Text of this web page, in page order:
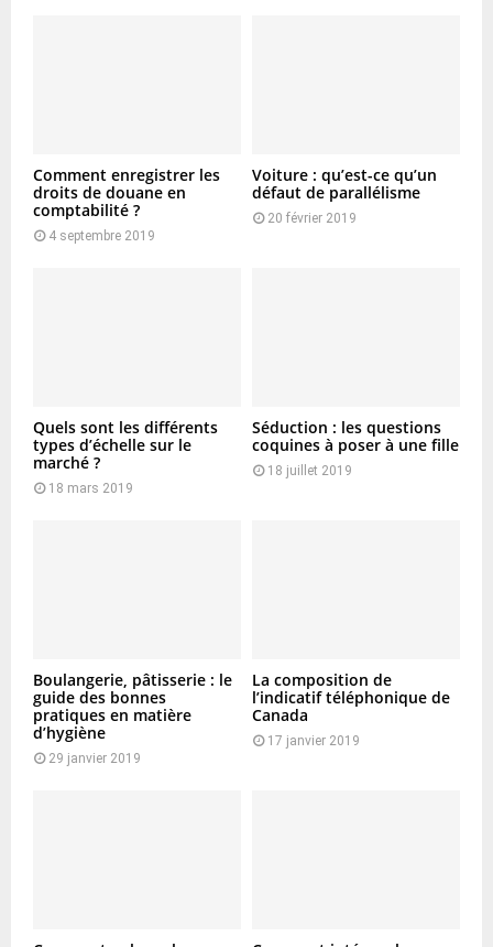
Comment enregistrer les
droits de douane en
comptabilité ?
4 septembre 2019
Voiture : qu’est-ce qu’un
défaut de parallélisme
20 février 2019
Quels sont les différents
types d’échelle sur le
marché ?
18 mars 2019
Séduction : les questions
coquines à poser à une fille
18 juillet 2019
Boulangerie, pâtisserie : le
guide des bonnes
pratiques en matière
d’hygiène
29 janvier 2019
La composition de
l’indicatif téléphonique de
Canada
17 janvier 2019